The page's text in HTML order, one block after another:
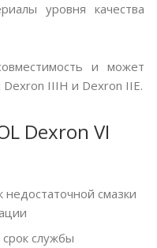
уровня качества
и может
IIIH и Dexron IIE.
Dexron VI
смазки
службы